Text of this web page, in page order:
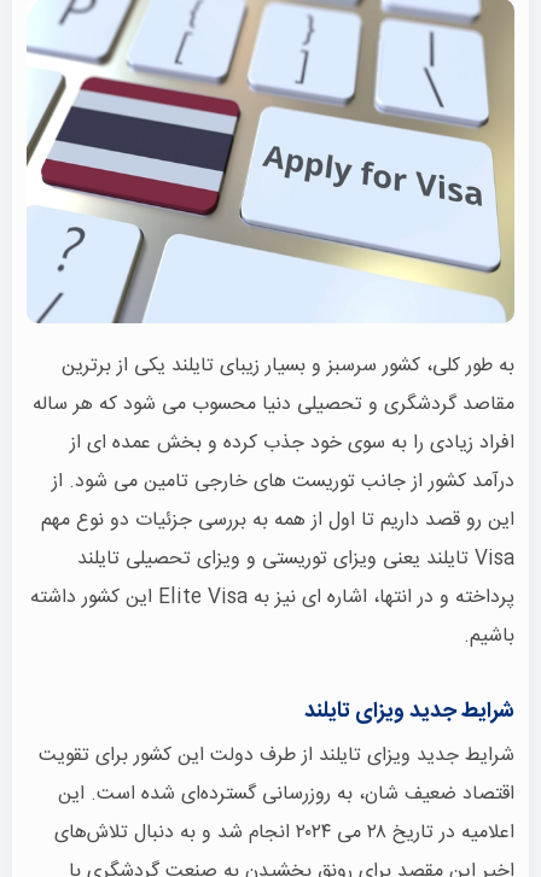
به طور کلی، کشور سرسبز و بسیار زیبای تایلند یکی از برترین
مقاصد گردشگری و تحصیلی دنیا محسوب می شود که هر ساله
افراد زیادی را به سوی خود جذب کرده و بخش عمده ای از
درآمد کشور از جانب توریست های خارجی تامین می شود. از
این رو قصد داریم تا اول از همه به بررسی جزئیات دو نوع مهم
Visa تایلند یعنی ویزای توریستی و ویزای تحصیلی تایلند
پرداخته و در انتها، اشاره ای نیز به Elite Visa این کشور داشته
باشیم.
شرایط جدید ویزای تایلند
شرایط جدید ویزای تایلند از طرف دولت این کشور برای تقویت
اقتصاد ضعیف شان، به روزرسانی گسترده‌ای شده است. این
اعلامیه در تاریخ ۲۸ می‌ ۲۰۲۴ انجام شد و به دنبال تلاش‌های